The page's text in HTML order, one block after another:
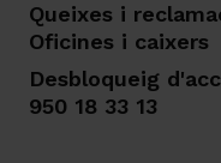
Queixes i
Oficines i caixers
Desbloqueig
950 18 33 13